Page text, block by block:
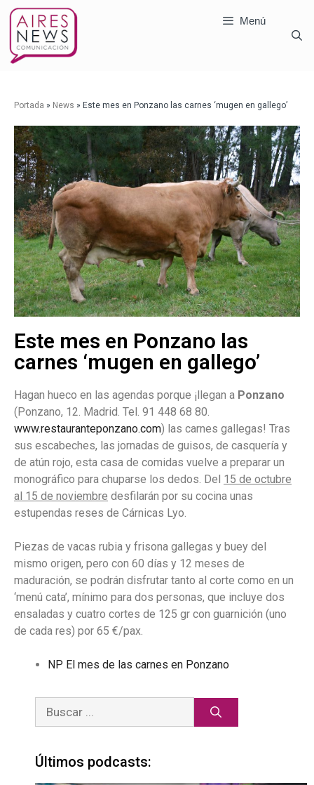
Menú
Portada » News » Este mes en Ponzano las carnes ‘mugen en gallego’
Este mes en Ponzano las
carnes ‘mugen en gallego’
Hagan hueco en las agendas porque ¡llegan a Ponzano
(Ponzano, 12. Madrid. Tel. 91 448 68 80.
www.restauranteponzano.com) las carnes gallegas! Tras
sus escabeches, las jornadas de guisos, de casquería y
de atún rojo, esta casa de comidas vuelve a preparar un
monográfico para chuparse los dedos. Del 15 de octubre
al 15 de noviembre desfilarán por su cocina unas
estupendas reses de Cárnicas Lyo.
Piezas de vacas rubia y frisona gallegas y buey del
mismo origen, pero con 60 días y 12 meses de
maduración, se podrán disfrutar tanto al corte como en un
‘menú cata’, mínimo para dos personas, que incluye dos
ensaladas y cuatro cortes de 125 gr con guarnición (uno
de cada res) por 65 €/pax.
NP El mes de las carnes en Ponzano
Últimos podcasts: